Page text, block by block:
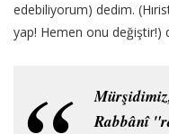
edebiliyorum) dedim.
yap! Hemen onu değiştir!)
Rabbânî